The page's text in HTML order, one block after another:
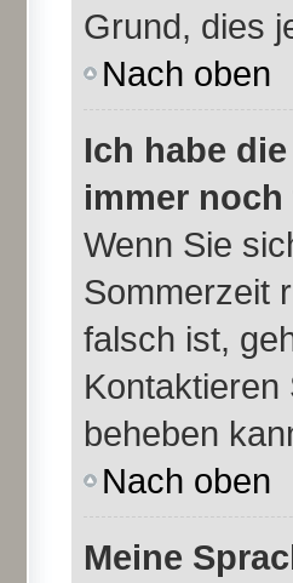
Grund, dies
Nach oben
Ich habe
immer
Wenn Sie
Sommerzeit
falsch ist,
Kontaktieren
beheben
Nach oben
Meine